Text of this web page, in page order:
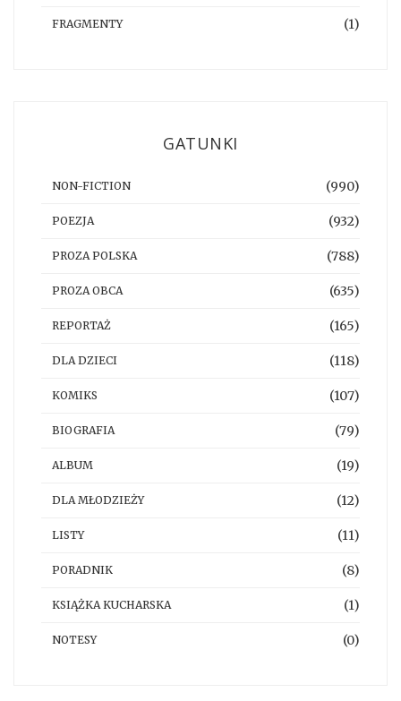
FRAGMENTY (1)
GATUNKI
NON-FICTION (990)
POEZJA (932)
PROZA POLSKA (788)
PROZA OBCA (635)
REPORTAŻ (165)
DLA DZIECI (118)
KOMIKS (107)
BIOGRAFIA (79)
ALBUM (19)
DLA MŁODZIEŻY (12)
LISTY (11)
PORADNIK (8)
KSIĄŻKA KUCHARSKA (1)
NOTESY (0)